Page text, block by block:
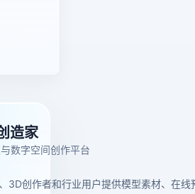
造家
数字空间创作平台
3D创作者和行业用户提供模型素材、在线